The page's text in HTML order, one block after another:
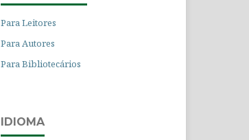
Para Leitores
Para Autores
Para Bibliotecários
IDIOMA